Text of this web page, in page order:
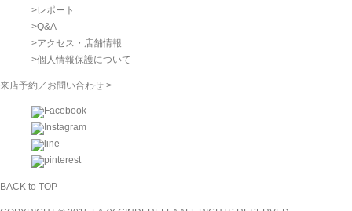
>レポート
>Q&A
>アクセス・店舗情報
>個人情報保護について
来店予約／お問い合わせ >
BACK to TOP